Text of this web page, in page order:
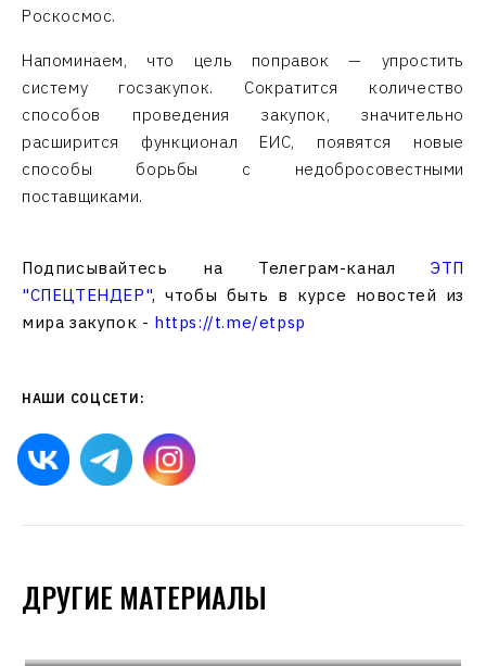
Роскосмос.
Напоминаем, что цель поправок — упростить
систему госзакупок. Сократится количество
способов проведения закупок, значительно
расширится функционал ЕИС, появятся новые
способы борьбы с недобросовестными
поставщиками.
Подписывайтесь на Телеграм-каналЭТП
"СПЕЦТЕНДЕР", чтобы быть в курсе новостей из
мира закупок - https://t.me/etpsp
НАШИ СОЦСЕТИ:
ДРУГИЕ МАТЕРИАЛЫ